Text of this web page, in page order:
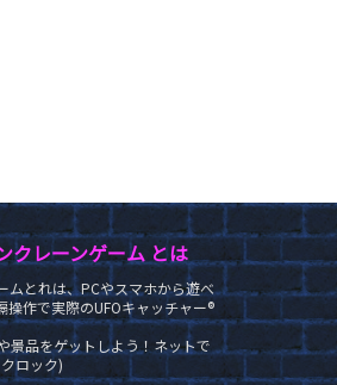
クレーンゲーム とは
ムとれは、PCやスマホから遊べ
作で実際のUFOキャッチャー®
景品をゲットしよう！ネットで
ロック)